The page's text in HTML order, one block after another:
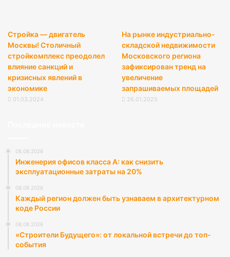
Стройка — двигатель
Москвы! Столичный
стройкомплекс преодолел
влияние санкций и
кризисных явлений в
экономике
01.03.2024
На рынке индустриально-
складской недвижимости
Московского региона
зафиксирован тренд на
увеличение
запрашиваемых площадей
26.01.2025
08.08.2026
Инженерия офисов класса А: как снизить
эксплуатационные затраты на 20%
08.08.2026
Каждый регион должен быть узнаваем в архитектурном
коде России
08.08.2026
«Строители Будущего»: от локальной встречи до топ-
события